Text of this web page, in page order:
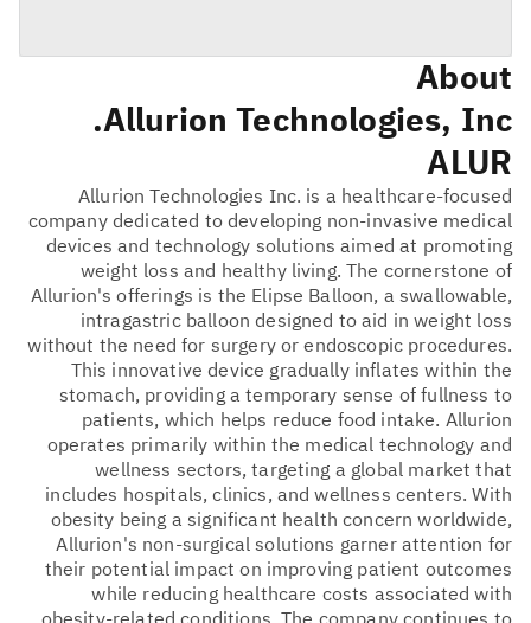
About
Allurion Technologies, Inc.
ALUR
Allurion Technologies Inc. is a healthcare-focused
company dedicated to developing non-invasive medical
devices and technology solutions aimed at promoting
weight loss and healthy living. The cornerstone of
Allurion's offerings is the Elipse Balloon, a swallowable,
intragastric balloon designed to aid in weight loss
without the need for surgery or endoscopic procedures.
This innovative device gradually inflates within the
stomach, providing a temporary sense of fullness to
patients, which helps reduce food intake. Allurion
operates primarily within the medical technology and
wellness sectors, targeting a global market that
includes hospitals, clinics, and wellness centers. With
obesity being a significant health concern worldwide,
Allurion's non-surgical solutions garner attention for
their potential impact on improving patient outcomes
while reducing healthcare costs associated with